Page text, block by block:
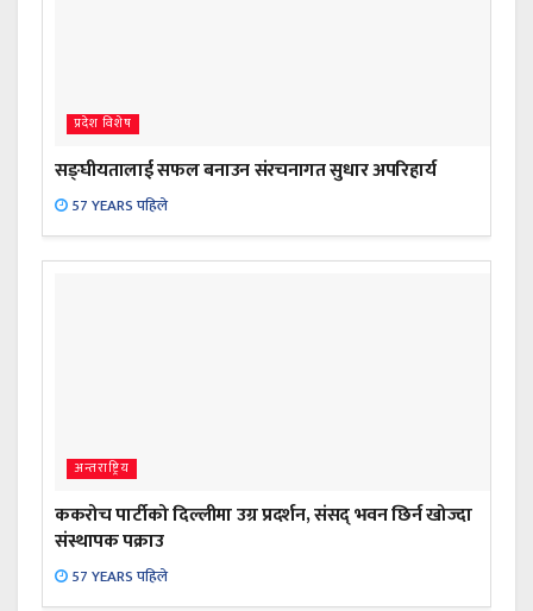
प्रदेश विशेष
सङ्घीयतालाई सफल बनाउन संरचनागत सुधार अपरिहार्य
57 YEARS पहिले
अन्तराष्ट्रिय
ककरोच पार्टीको दिल्लीमा उग्र प्रदर्शन, संसद् भवन छिर्न खोज्दा
संस्थापक पक्राउ
57 YEARS पहिले